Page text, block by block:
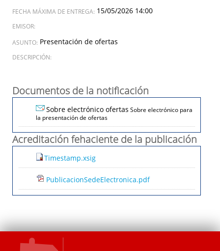
FECHA MÁXIMA DE ENTREGA: 15/05/2026 14:00
EMISOR:
ASUNTO: Presentación de ofertas
DESCRIPCIÓN:
Documentos de la notificación
Sobre electrónico ofertas Sobre electrónico para
la presentación de ofertas
Acreditación fehaciente de la publicación
Timestamp.xsig
PublicacionSedeElectronica.pdf